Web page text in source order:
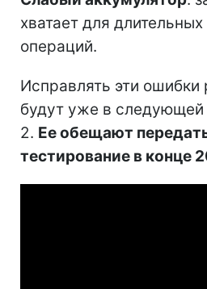
хватает для
операций.
Исправлять эти ошибки
будут уже в следующей
2. Ее обещают
тестирование в конце